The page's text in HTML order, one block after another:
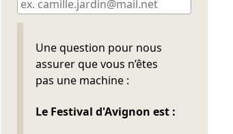
Une question pour nous
assurer que vous n’êtes
pas une machine :
Le Festival d'Avignon est :
Ne pas remplir